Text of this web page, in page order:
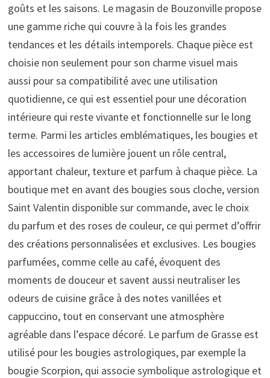
goûts et les saisons. Le magasin de Bouzonville propose
une gamme riche qui couvre à la fois les grandes
tendances et les détails intemporels. Chaque pièce est
choisie non seulement pour son charme visuel mais
aussi pour sa compatibilité avec une utilisation
quotidienne, ce qui est essentiel pour une décoration
intérieure qui reste vivante et fonctionnelle sur le long
terme. Parmi les articles emblématiques, les bougies et
les accessoires de lumière jouent un rôle central,
apportant chaleur, texture et parfum à chaque pièce. La
boutique met en avant des bougies sous cloche, version
Saint Valentin disponible sur commande, avec le choix
du parfum et des roses de couleur, ce qui permet d’offrir
des créations personnalisées et exclusives. Les bougies
parfumées, comme celle au café, évoquent des
moments de douceur et savent aussi neutraliser les
odeurs de cuisine grâce à des notes vanillées et
cappuccino, tout en conservant une atmosphère
agréable dans l’espace décoré. Le parfum de Grasse est
utilisé pour les bougies astrologiques, par exemple la
bougie Scorpion, qui associe symbolique astrologique et